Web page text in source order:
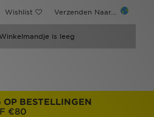
Wishlist Verzenden Naar...
is leeg
OP BESTELLINGEN
€80